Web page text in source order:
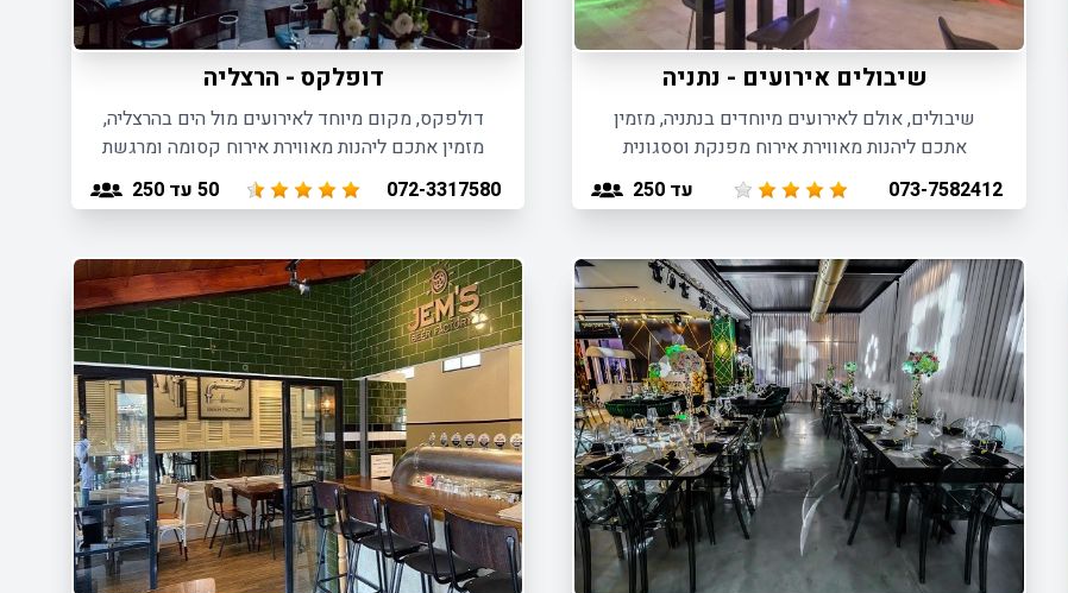
שיבולים אירועים - נתניה
שיבולים, אולם לאירועים מיוחדים בנתניה, מזמין
אתכם ליהנות מאווירת אירוח מפנקת וססגונית
המותאמת לכל סוגי האירועים עד 250 חוגגים.
073-7582412 עד 250
דופלקס - הרצליה
דולפקס, מקום מיוחד לאירועים מול הים בהרצליה,
מזמין אתכם ליהנות מאווירת אירוח קסומה ומרגשת
לאירועים קטנים עד 250 משתתפים.072-3317580
50 עד 250